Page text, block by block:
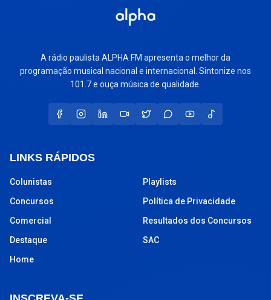
A rádio paulista ALPHA FM apresenta o melhor da
programação musical nacional e internacional. Sintonize nos
101.7 e ouça música de qualidade.
LINKS RÁPIDOS
Colunistas
Concursos
Comercial
Destaque
Home
Playlists
Política de Privacidade
Resultados dos Concursos
SAC